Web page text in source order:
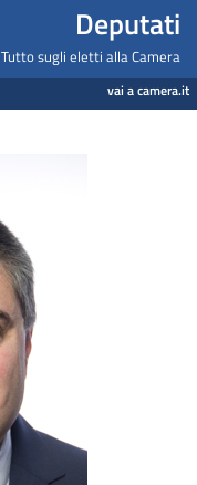
Deputati
Tutto sugli eletti alla Camera
vai a camera.it